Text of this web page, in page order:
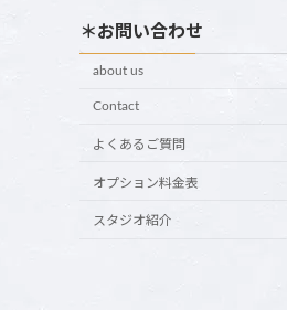
＊お問い合わせ
about us
Contact
よくあるご質問
オプション料金表
スタジオ紹介